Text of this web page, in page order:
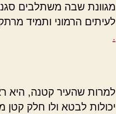
מגוונת שבה משתלבים
לעיתים הרמוני ותמיד
.
למרות שהעיר קטנה, היא
יכולות לבטא ולו חלק קטן